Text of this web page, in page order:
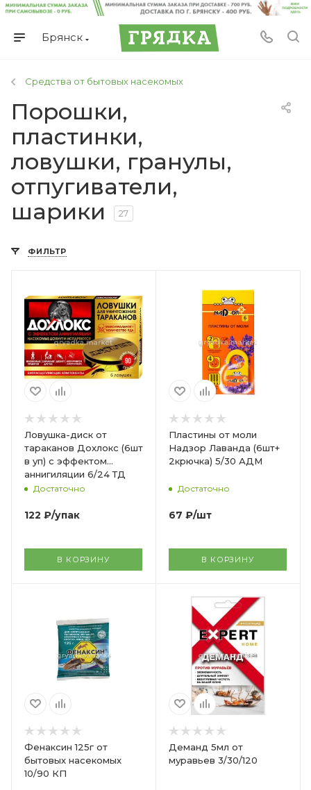
Брянск
Средства от бытовых насекомых
Порошки,
пластинки,
ловушки, гранулы,
отпугиватели,
шарики
27
ФИЛЬТР
Ловушка-диск от
тараканов Дохлокс (6шт
в уп) с эффектом
аннигиляции 6/24 ТД
Достаточно
122 ₽/упак
В КОРЗИНУ
Пластины от моли
Надзор Лаванда (6шт+
2крючка) 5/30 АДМ
Достаточно
67 ₽/шт
В КОРЗИНУ
Фенаксин 125г от
бытовых насекомых
10/90 КП
Деманд 5мл от
муравьев 3/30/120